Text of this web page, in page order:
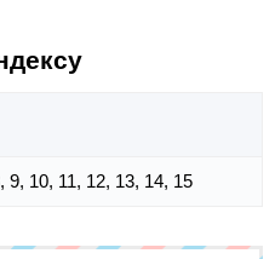
9, 10, 11, 12, 13, 14, 15